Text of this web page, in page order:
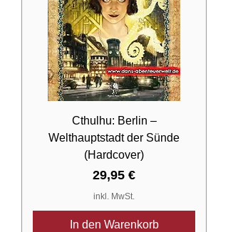
Cthulhu: Berlin –
Welthauptstadt der Sünde
(Hardcover)
Preis
29,95 €
inkl. MwSt.
In den Warenkorb